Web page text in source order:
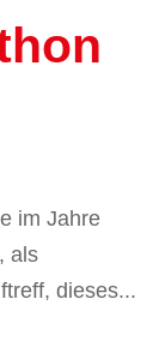
im Jahre
als
dieses...